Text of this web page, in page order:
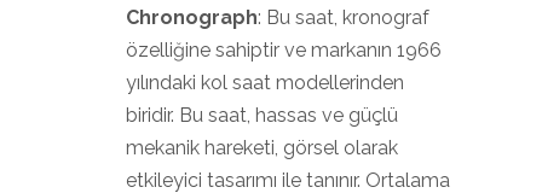
Chronograph: Bu saat, kronograf
özelliğine sahiptir ve markanın 1966
yılındaki kol saat modellerinden
biridir. Bu saat, hassas ve güçlü
mekanik hareketi, görsel olarak
etkileyici tasarımı ile tanınır. Ortalama